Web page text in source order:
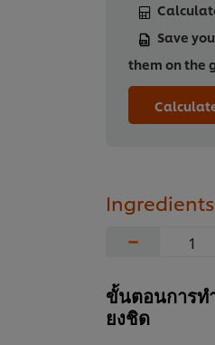
Save
them on the
Ingredients
−
ขั้นตอนการท
ยงชิด